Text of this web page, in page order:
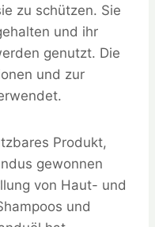
zu schützen. Sie
und ihr
genutzt. Die
und zur
Produkt,
gewonnen
von Haut- und
und